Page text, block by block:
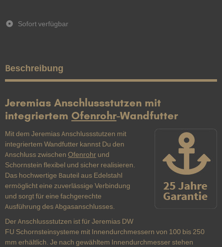
Sofort verfügbar
Beschreibung
Jeremias Anschlussstutzen mit
integriertem Ofenrohr-Wandfutter
Mit dem Jeremias Anschlussstutzen mit
integriertem Wandfutter kannst Du den
Anschluss zwischen Ofenrohr und
Schornstein flexibel und sicher realisieren.
Das hochwertige Bauteil aus Edelstahl
ermöglicht eine zuverlässige Verbindung
und sorgt für eine fachgerechte
Ausführung des Abgasanschlusses.
Der Anschlussstutzen ist für Jeremias DW
FU Schornsteinsysteme mit Innendurchmessern von 100 bis 250
mm erhältlich. Je nach gewähltem Innendurchmesser stehen